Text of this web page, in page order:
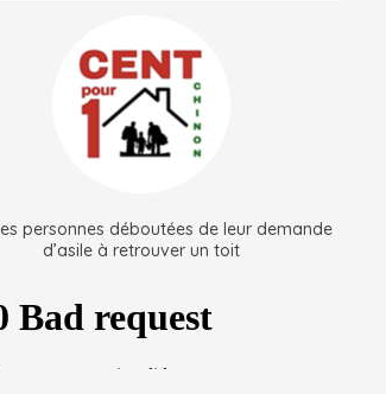
personnes déboutées de leur demande
d’asile à retrouver un toit